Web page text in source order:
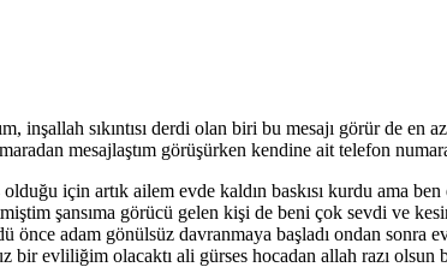
sıkıntısı derdi olan biri bu mesajı görür de en
mesajlaştım görüşürken kendine ait telefon
için artık ailem evde kaldın baskısı kurdu ama
şansıma görücü gelen kişi de beni çok sevdi ve
önce adam gönülsüz davranmaya başladı ondan
evliliğim olacaktı ali gürses hocadan allah razı olsun